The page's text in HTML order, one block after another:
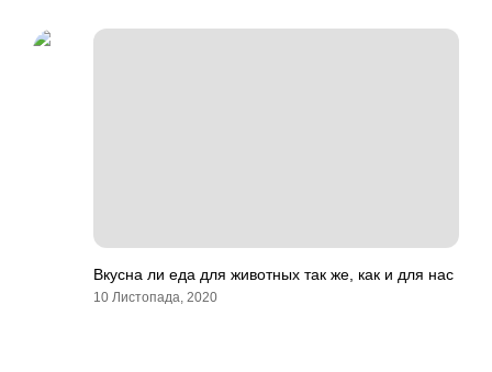
Вкусна ли еда для животных так же, как и для нас
10 Листопада, 2020